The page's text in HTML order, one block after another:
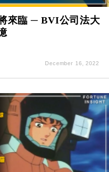
來臨 ─ BVI公司法大
December 16, 2022